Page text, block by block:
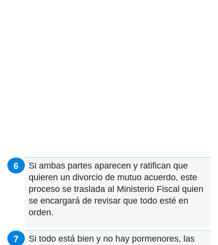
Si ambas partes aparecen y ratifican que
quieren un divorcio de mutuo acuerdo, este
proceso se traslada al Ministerio Fiscal quien
se encargará de revisar que todo esté en
orden.
Si todo está bien y no hay pormenores, las